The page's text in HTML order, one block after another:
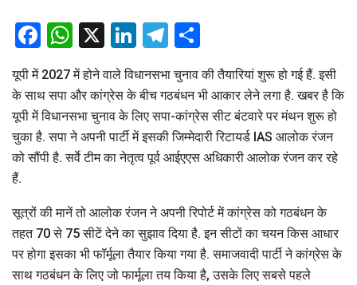
Facebook
WhatsApp
X LinkedIn
Telegram
यूपी में 2027 में होने वाले विधानसभा चुनाव की तैयारियां शुरू हो गई हैं. इसी
के साथ सपा और कांग्रेस के बीच गठबंधन भी आकार लेने लगा है. खबर है कि
यूपी में विधानसभा चुनाव के लिए सपा-कांग्रेस सीट बंटवारे पर मंथन शुरू हो
चुका है. सपा ने अपनी पार्टी में इसकी जिम्मेदारी रिटायर्ड IAS आलोक रंजन
को सौंपी है. सर्वे टीम का नेतृत्व पूर्व आईएएस अधिकारी आलोक रंजन कर रहे
हैं.
सूत्रों की मानें तो आलोक रंजन ने अपनी रिपोर्ट में कांग्रेस को गठबंधन के
तहत 70 से 75 सीटें देने का सुझाव दिया है. इन सीटों का चयन किस आधार
पर होगा इसका भी फॉर्मूला तैयार किया गया है. समाजवादी पार्टी ने कांग्रेस के
साथ गठबंधन के लिए जो फार्मूला तय किया है, उसके लिए सबसे पहले